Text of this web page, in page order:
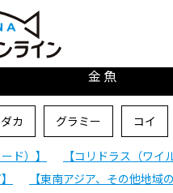
金魚
カ グラミー コイ
ド）】 【コリドラス（ワイ
【東南アジア、その他地域